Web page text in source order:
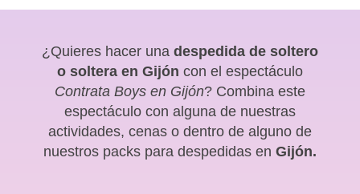
¿Quieres hacer una despedida de soltero
o soltera en Gijón con el espectáculo
Contrata Boys en Gijón? Combina este
espectáculo con alguna de nuestras
actividades, cenas o dentro de alguno de
nuestros packs para despedidas en Gijón.